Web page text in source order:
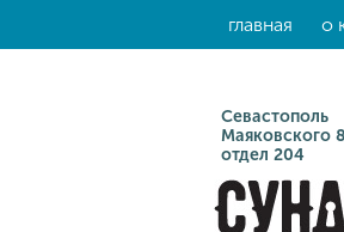
главная о
Севастополь
Маяковского
отдел 204